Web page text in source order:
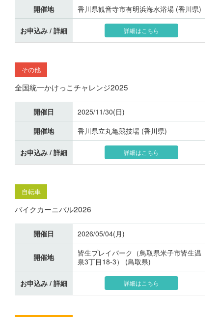
開催地
香川県観音寺市有明浜海水浴場 (香川県)
お申込み / 詳細 詳細はこちら
その他
全国統一かけっこチャレンジ2025
開催日
2025/11/30(日)
開催地
香川県立丸亀競技場 (香川県)
お申込み / 詳細 詳細はこちら
自転車
バイクカーニバル2026
開催日 2026/05/04(月)
開催地
皆生プレイパーク（鳥取県米子市皆生温
泉3丁目18-3） (鳥取県)
お申込み / 詳細 詳細はこちら